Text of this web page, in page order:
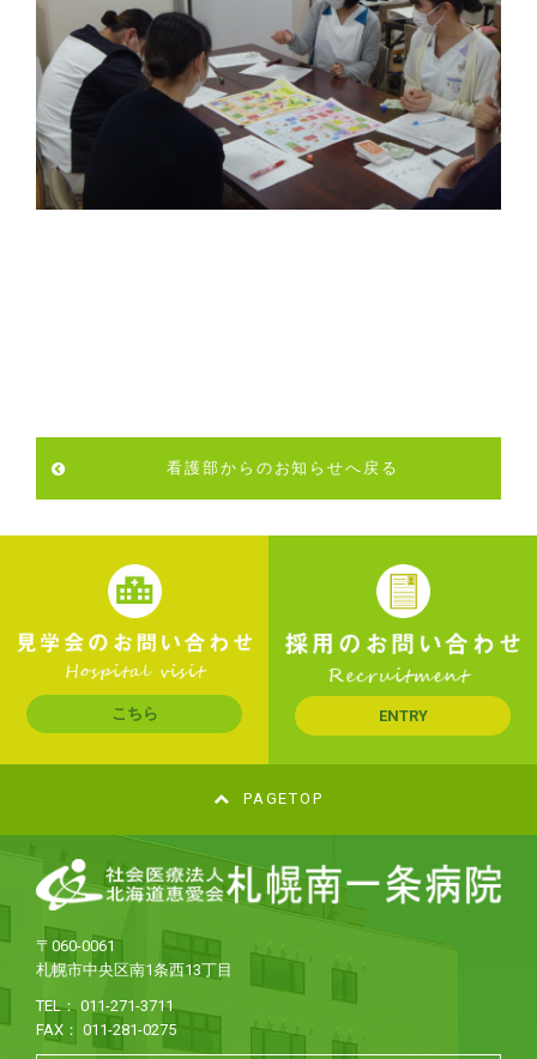
看護部からのお知らせへ戻る
こちら ENTRY
PAGETOP
〒060-0061
札幌市中央区南1条西13丁目
TEL： 011-271-3711
FAX： 011-281-0275